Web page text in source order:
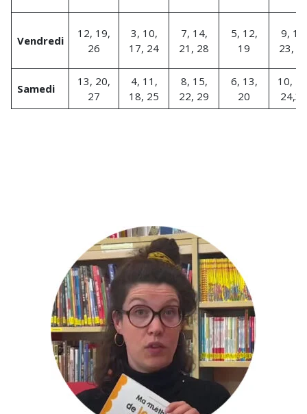
Vendredi
12, 19,
26
3, 10,
17, 24
7, 14,
21, 28
5, 12,
19
9, 16,
23,
Samedi
13, 20,
27
4, 11,
18, 25
8, 15,
22, 29
6, 13,
20
10,
24,31